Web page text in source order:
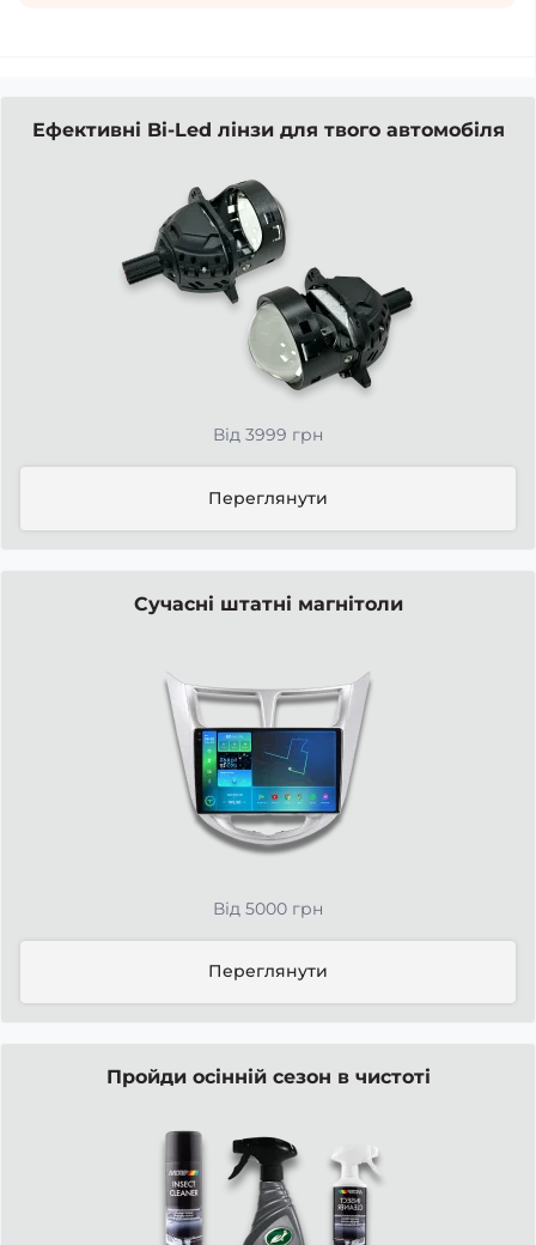
Ефективні Bi-Led лінзи для твого автомобіля
Від 3999 грн
Переглянути
Сучасні штатні магнітоли
Від 5000 грн
Переглянути
Пройди осінній сезон в чистоті